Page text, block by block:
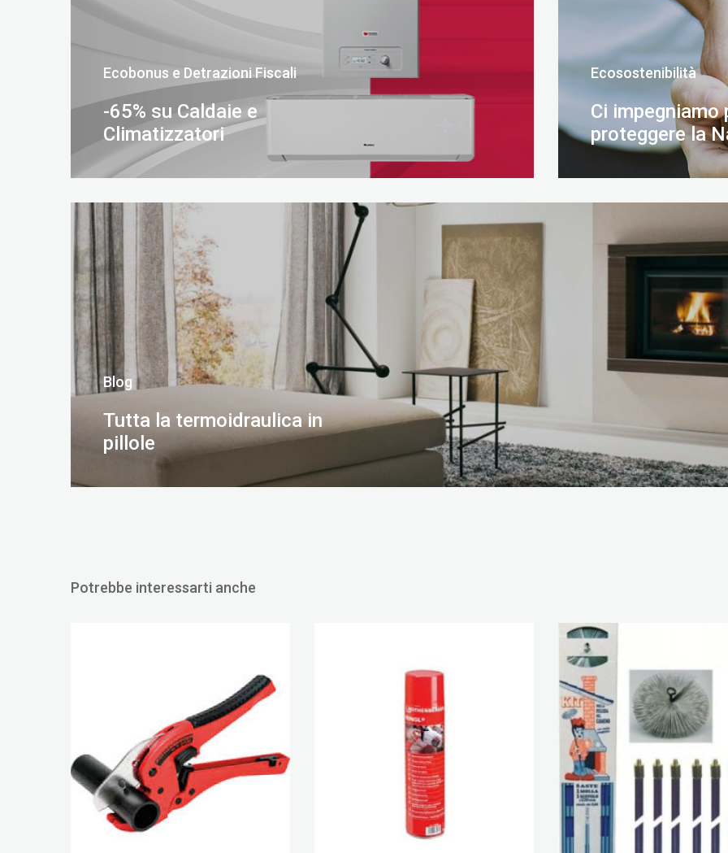
Ecobonus e Detrazioni Fiscali
-65% su Caldaie e
Climatizzatori
Ecosostenibilità
Ci impegniamo
proteggere la
Blog
Tutta la termoidraulica in
pillole
Potrebbe interessarti anche